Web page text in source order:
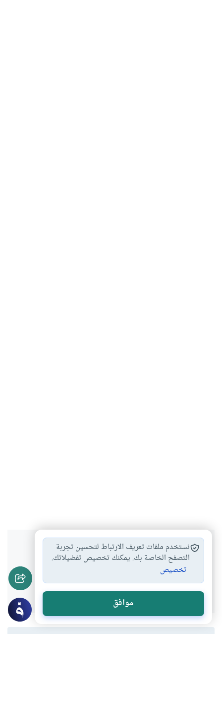
هل انتفعت بهذا المحتوى؟
نعم لا
نستخدم ملفات تعريف الارتباط لتحسين تجربة
التصفح الخاصة بك. يمكنك تخصيص تفضيلاتك.
تخصيص
موافق